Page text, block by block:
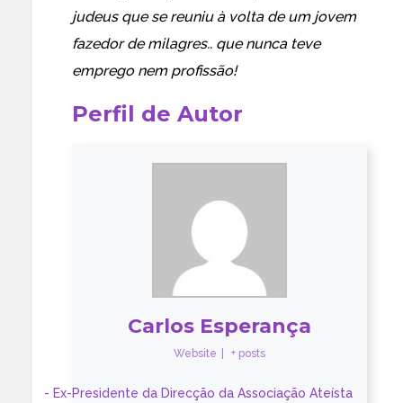
judeus que se reuniu à volta de um jovem
fazedor de milagres.. que nunca teve
emprego nem profissão!
Perfil de Autor
Carlos Esperança
Website + posts
- Ex-Presidente da Direcção da Associação Ateísta